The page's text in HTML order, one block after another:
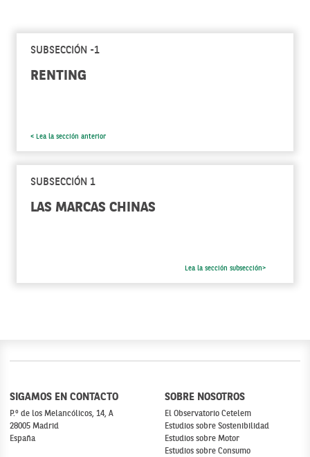
SUBSECCIÓN -1
RENTING
< Lea la sección anterior
SUBSECCIÓN 1
LAS MARCAS CHINAS
Lea la sección subsección>
SIGAMOS EN CONTACTO
P.º de los Melancólicos, 14, A
28005 Madrid
España
SOBRE NOSOTROS
El Observatorio Cetelem
Estudios sobre Sostenibilidad
Estudios sobre Motor
Estudios sobre Consumo